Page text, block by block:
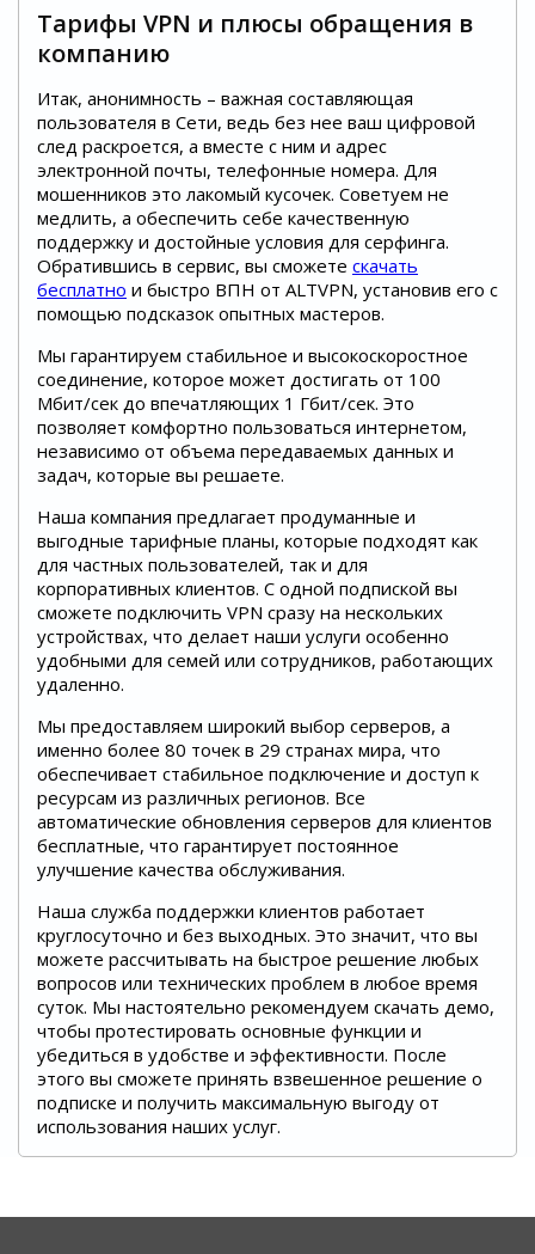
Тарифы VPN и плюсы обращения в
компанию
Итак, анонимность – важная составляющая
пользователя в Сети, ведь без нее ваш цифровой
след раскроется, а вместе с ним и адрес
электронной почты, телефонные номера. Для
мошенников это лакомый кусочек. Советуем не
медлить, а обеспечить себе качественную
поддержку и достойные условия для серфинга.
Обратившись в сервис, вы сможете скачать
бесплатно и быстро ВПН от ALTVPN, установив его с
помощью подсказок опытных мастеров.
Мы гарантируем стабильное и высокоскоростное
соединение, которое может достигать от 100
Мбит/сек до впечатляющих 1 Гбит/сек. Это
позволяет комфортно пользоваться интернетом,
независимо от объема передаваемых данных и
задач, которые вы решаете.
Наша компания предлагает продуманные и
выгодные тарифные планы, которые подходят как
для частных пользователей, так и для
корпоративных клиентов. С одной подпиской вы
сможете подключить VPN сразу на нескольких
устройствах, что делает наши услуги особенно
удобными для семей или сотрудников, работающих
удаленно.
Мы предоставляем широкий выбор серверов, а
именно более 80 точек в 29 странах мира, что
обеспечивает стабильное подключение и доступ к
ресурсам из различных регионов. Все
автоматические обновления серверов для клиентов
бесплатные, что гарантирует постоянное
улучшение качества обслуживания.
Наша служба поддержки клиентов работает
круглосуточно и без выходных. Это значит, что вы
можете рассчитывать на быстрое решение любых
вопросов или технических проблем в любое время
суток. Мы настоятельно рекомендуем скачать демо,
чтобы протестировать основные функции и
убедиться в удобстве и эффективности. После
этого вы сможете принять взвешенное решение о
подписке и получить максимальную выгоду от
использования наших услуг.